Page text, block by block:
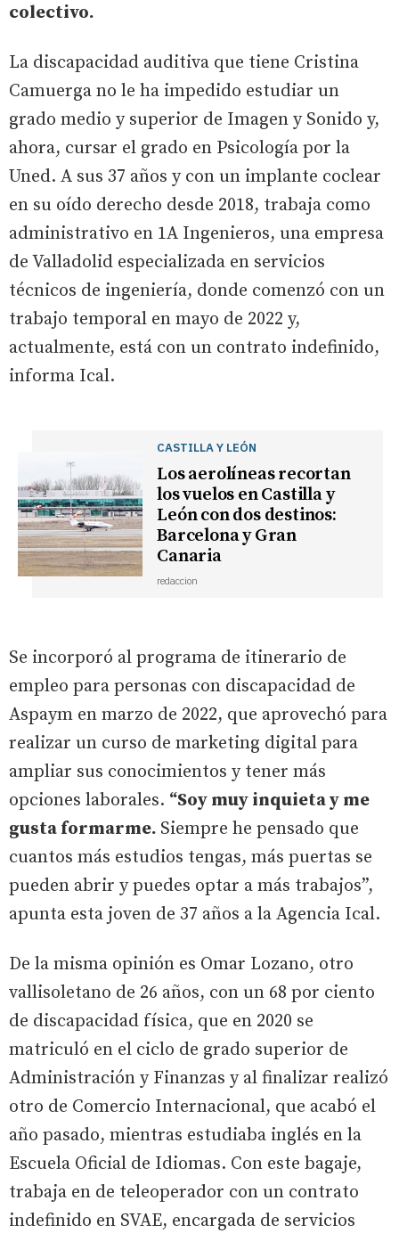
colectivo.
La discapacidad auditiva que tiene Cristina
Camuerga no le ha impedido estudiar un
grado medio y superior de Imagen y Sonido y,
ahora, cursar el grado en Psicología por la
Uned. A sus 37 años y con un implante coclear
en su oído derecho desde 2018, trabaja como
administrativo en 1A Ingenieros, una empresa
de Valladolid especializada en servicios
técnicos de ingeniería, donde comenzó con un
trabajo temporal en mayo de 2022 y,
actualmente, está con un contrato indefinido,
informa Ical.
CASTILLA Y LEÓN
Los aerolíneas recortan
los vuelos en Castilla y
León con dos destinos:
Barcelona y Gran
Canaria
redaccion
Se incorporó al programa de itinerario de
empleo para personas con discapacidad de
Aspaym en marzo de 2022, que aprovechó para
realizar un curso de marketing digital para
ampliar sus conocimientos y tener más
opciones laborales. “Soy muy inquieta y me
gusta formarme. Siempre he pensado que
cuantos más estudios tengas, más puertas se
pueden abrir y puedes optar a más trabajos”,
apunta esta joven de 37 años a la Agencia Ical.
De la misma opinión es Omar Lozano, otro
vallisoletano de 26 años, con un 68 por ciento
de discapacidad física, que en 2020 se
matriculó en el ciclo de grado superior de
Administración y Finanzas y al finalizar realizó
otro de Comercio Internacional, que acabó el
año pasado, mientras estudiaba inglés en la
Escuela Oficial de Idiomas. Con este bagaje,
trabaja en de teleoperador con un contrato
indefinido en SVAE, encargada de servicios